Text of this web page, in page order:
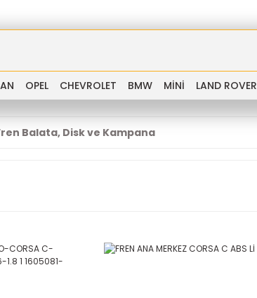
OPEL CHEVROLET BMW MİNİ LAND ROVER
Balata, Disk ve Kampana